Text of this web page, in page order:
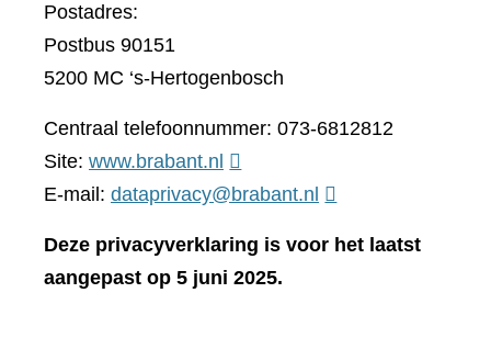
Postadres:
Postbus 90151
5200 MC ‘s-Hertogenbosch
Centraal telefoonnummer: 073-6812812
Site: www.brabant.nl (verwijst
naar
andere
E-mail: dataprivacy@brabant.nl
Deze privacyverklaring is voor het laatst
aangepast op 5 juni 2025.